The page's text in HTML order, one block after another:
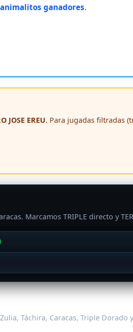
ganadores.
JOSE EREU. Para jugadas filtradas
Marcamos TRIPLE directo y
Táchira, Caracas, Triple